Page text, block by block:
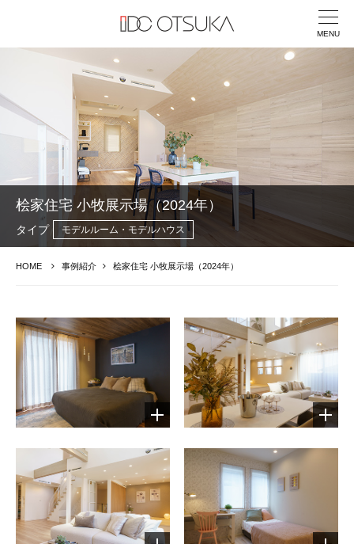
MENU
桧家住宅 小牧展示場（2024年）
タイプ モデルルーム・モデルハウス
HOME 事例紹介 桧家住宅 小牧展示場（2024年）